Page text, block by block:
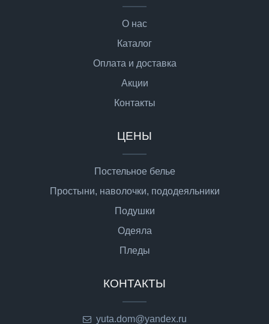
О нас
Каталог
Оплата и доставка
Акции
Контакты
ЦЕНЫ
Постельное белье
Простыни, наволочки, пододеяльники
Подушки
Одеяла
Пледы
КОНТАКТЫ
yuta.dom@yandex.ru